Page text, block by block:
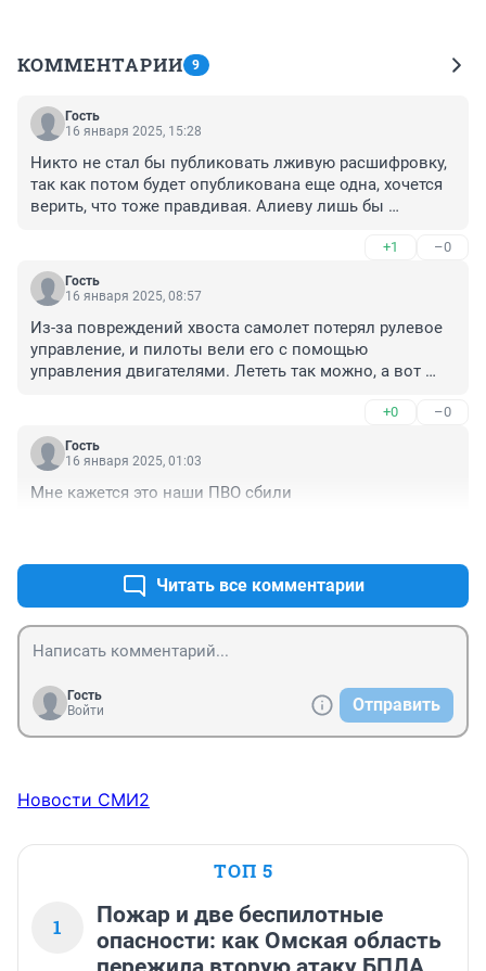
КОММЕНТАРИИ 9
Гость
16 января 2025, 15:28
Никто не стал бы публиковать лживую расшифровку,
так как потом будет опубликована еще одна, хочется
верить, что тоже правдивая. Алиеву лишь бы
не сели, сами выбрали место посадки, взяли на себя
ответственность за жизни людей, из которых
половину угробили.
+1 –0
Гость
16 января 2025, 08:57
Из-за повреждений хвоста самолет потерял рулевое
управление, и пилоты вели его с помощью
управления двигателями. Лететь так можно, а вот
+0 –0
Гость
16 января 2025, 01:03
Мне кажется это наши ПВО сбили
Читать все комментарии
Гость
Войти
Отправить
Новости СМИ2
ТОП 5
1
Пожар и две беспилотные
опасности: как Омская область